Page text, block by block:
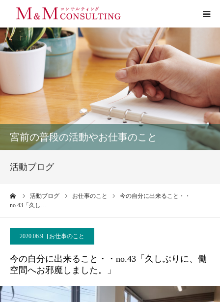
宮前の普段の活動やお仕事のこと
活動ブログ
活動ブログ お仕事のこと
今の自分に出来ること・・
no.43「久し…
2020.06.9 お仕事のこと
今の自分に出来ること・・no.43「久しぶりに、働
空間へお邪魔しました。」
プロフィール
サービス
お客様の声
実績